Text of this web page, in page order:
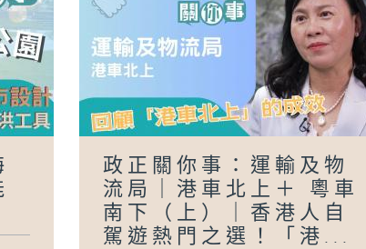
政正關你事：運輸及物
流局｜港車北上＋ 粵車
南下（上）｜香港人自
駕遊熱門之選！「港...